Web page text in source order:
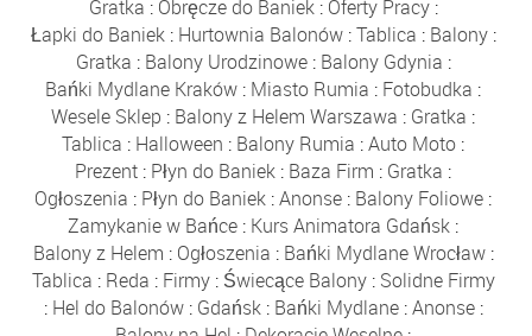
Gratka : Obręcze do Baniek: Oferty Pracy:
Łapki do Baniek: Hurtownia Balonów:Tablica : Balony:
Gratka : Balony Urodzinowe: Balony Gdynia :
Bańki Mydlane Kraków : Miasto Rumia : Fotobudka :
Wesele Sklep : Balony z Helem Warszawa : Gratka :
Tablica : Halloween : Balony Rumia :Auto Moto :
Prezent : Płyn do Baniek : Baza Firm : Gratka :
Ogłoszenia : Płyn do Baniek :Anonse : Balony Foliowe :
Zamykanie w Bańce : Kurs Animatora Gdańsk :
Balony z Helem : Ogłoszenia : Bańki Mydlane Wrocław:
Tablica : Reda : Firmy: Świecące Balony: Solidne Firmy
: Hel do Balonów: Gdańsk: Bańki Mydlane:Anonse: